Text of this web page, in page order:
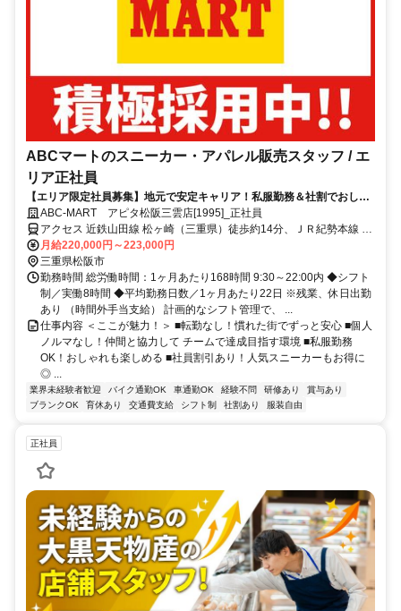
ABCマートのスニーカー・アパレル販売スタッフ / エ
リア正社員
【エリア限定社員募集】地元で安定キャリア！私服勤務＆社割でおしゃ
れも楽しめる接客のお仕事♪
ABC-MART アピタ松阪三雲店[1995]_正社員
アクセス 近鉄山田線 松ヶ崎（三重県）徒歩約14分、ＪＲ紀勢本線 六
軒（三重県）徒歩約28分、ＪＲ名松線 上ノ庄徒歩約29分
月給220,000円～223,000円
三重県松阪市
勤務時間 総労働時間：1ヶ月あたり168時間 9:30～22:00内 ◆シフト
制／実働8時間 ◆平均勤務日数／1ヶ月あたり22日 ※残業、休日出勤
あり （時間外手当支給） 計画的なシフト管理で、 ...
仕事内容 ＜ここが魅力！＞ ■転勤なし！慣れた街でずっと安心 ■個人
ノルマなし！仲間と協力して チームで達成目指す環境 ■私服勤務
OK！おしゃれも楽しめる ■社員割引あり！人気スニーカーもお得に
◎ ...
業界未経験者歓迎 バイク通勤OK 車通勤OK 経験不問 研修あり
賞与あり
ブランクOK
育休あり 交通費支給 シフト制 社割あり 服装自由
正社員